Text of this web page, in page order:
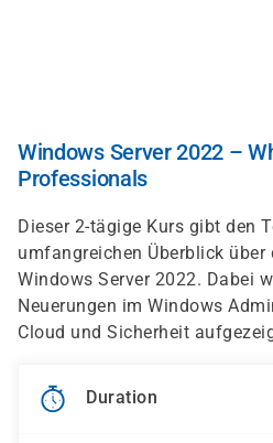
Windows Server 2022 –
Professionals
Dieser 2-tägige Kurs gibt den
umfangreichen Überblick über
Windows Server 2022. Dabei
Neuerungen im Windows
Cloud und Sicherheit
Duration